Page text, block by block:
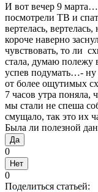
И вот вечер 9
посмотрели ТВ и
вертелась,
короче наверно
чувствовать, то ли
стала, думаю полежу
успев подумать…-
от более ощутимых
7 часов утра поняла,
мы стали не спеша
смущало, так это их
Была ли полезной
Да
0
Нет
0
Поделиться статьей: